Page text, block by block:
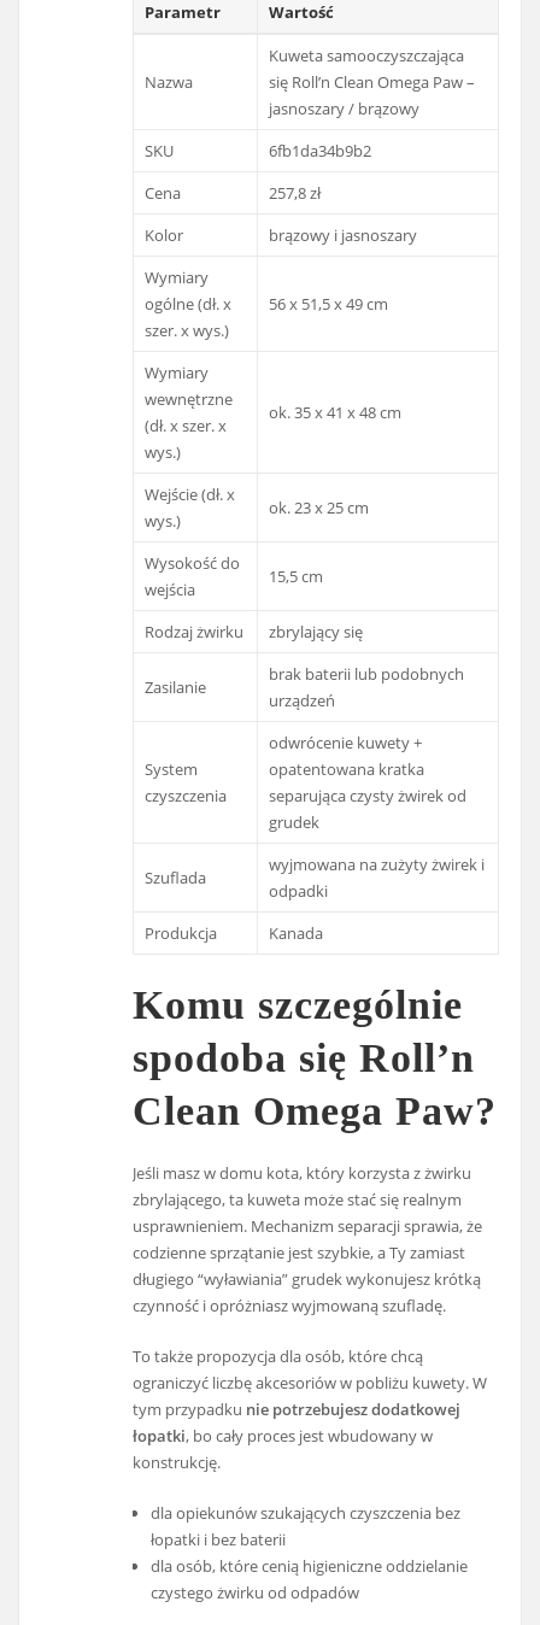
Parametr Wartość
Nazwa
Kuweta samooczyszczająca
się Roll’n Clean Omega Paw –
jasnoszary / brązowy
SKU
6fb1da34b9b2
Cena
257,8 zł
Kolor
brązowy i jasnoszary
Wymiary
ogólne (dł. x
szer. x wys.)
56 x 51,5 x 49 cm
Wymiary
wewnętrzne
(dł. x szer. x
wys.)
ok. 35 x 41 x 48 cm
Wejście (dł. x
wys.)
ok. 23 x 25 cm
Wysokość do
wejścia
15,5 cm
Rodzaj żwirku zbrylający się
Zasilanie
brak baterii lub podobnych
urządzeń
System
czyszczenia
odwrócenie kuwety +
opatentowana kratka
separująca czysty żwirek od
grudek
Szuflada
wyjmowana na zużyty żwirek i
odpadki
Produkcja
Kanada
Komu szczególnie
spodoba się Roll’n
Clean Omega Paw?
Jeśli masz w domu kota, który korzysta z żwirku
zbrylającego, ta kuweta może stać się realnym
usprawnieniem. Mechanizm separacji sprawia, że
codzienne sprzątanie jest szybkie, a Ty zamiast
długiego “wyławiania” grudek wykonujesz krótką
czynność i opróżniasz wyjmowaną szufladę.
To także propozycja dla osób, które chcą
ograniczyć liczbę akcesoriów w pobliżu kuwety. W
tym przypadku nie potrzebujesz dodatkowej
łopatki, bo cały proces jest wbudowany w
konstrukcję.
dla opiekunów szukających czyszczenia bez
łopatki i bez baterii
dla osób, które cenią higieniczne oddzielanie
czystego żwirku od odpadów